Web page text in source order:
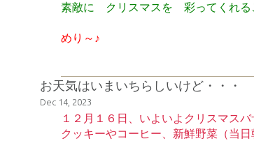
素敵に クリスマスを 彩ってくれる
めり～♪
お天気はいまいちらしいけど・・・
Dec 14, 2023
１２月１６日、いよいよクリスマスバ
クッキーやコーヒー、新鮮野菜（当日